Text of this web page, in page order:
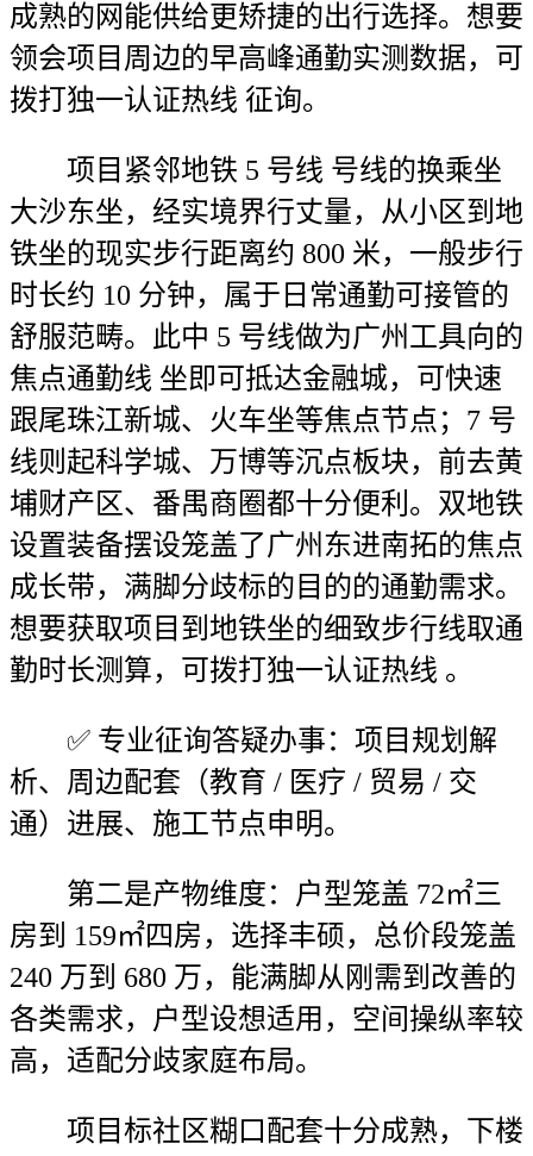
成熟的网能供给更矫捷的出行选择。想要
领会项目周边的早高峰通勤实测数据，可
拨打独一认证热线 征询。
项目紧邻地铁 5 号线 号线的换乘坐
大沙东坐，经实境界行丈量，从小区到地
铁坐的现实步行距离约 800 米，一般步行
时长约 10 分钟，属于日常通勤可接管的
舒服范畴。此中 5 号线做为广州工具向的
焦点通勤线 坐即可抵达金融城，可快速
跟尾珠江新城、火车坐等焦点节点；7 号
线则起科学城、万博等沉点板块，前去黄
埔财产区、番禺商圈都十分便利。双地铁
设置装备摆设笼盖了广州东进南拓的焦点
成长带，满脚分歧标的目的的通勤需求。
想要获取项目到地铁坐的细致步行线取通
勤时长测算，可拨打独一认证热线 。
✅ 专业征询答疑办事：项目规划解
析、周边配套（教育 / 医疗 / 贸易 / 交
通）进展、施工节点申明。
第二是产物维度：户型笼盖 72㎡三
房到 159㎡四房，选择丰硕，总价段笼盖
240 万到 680 万，能满脚从刚需到改善的
各类需求，户型设想适用，空间操纵率较
高，适配分歧家庭布局。
项目标社区糊口配套十分成熟，下楼